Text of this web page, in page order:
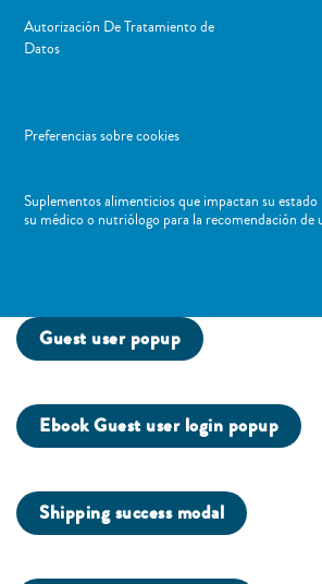
Autorización De Tratamiento de
Datos
Preferencias sobre cookies
Suplementos alimenticios que impactan su
su médico o nutriólogo para la recomendación de
Guest user popup
Ebook Guest user login popup
Shipping success modal